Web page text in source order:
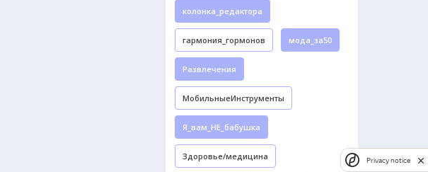
колонка_редактора
гармония_гормонов мода_за50
Развлечения
МобильныеИнструменты
Я_вам_НЕ_бабушка
Здоровье/медицина Privacy notice